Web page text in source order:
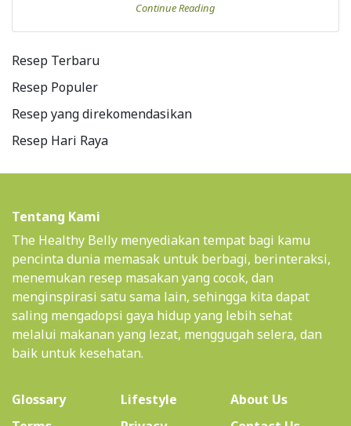
Continue Reading
Resep Terbaru
Resep Populer
Resep yang direkomendasikan
Resep Hari Raya
Tentang Kami
The Healthy Belly menyediakan tempat bagi kamu
pencinta dunia memasak untuk berbagi, berinteraksi,
menemukan resep masakan yang cocok, dan
menginspirasi satu sama lain, sehingga kita dapat
saling mengadopsi gaya hidup yang lebih sehat
melalui makanan yang lezat, menggugah selera, dan
baik untuk kesehatan.
Glossary Lifestyle About Us(current)